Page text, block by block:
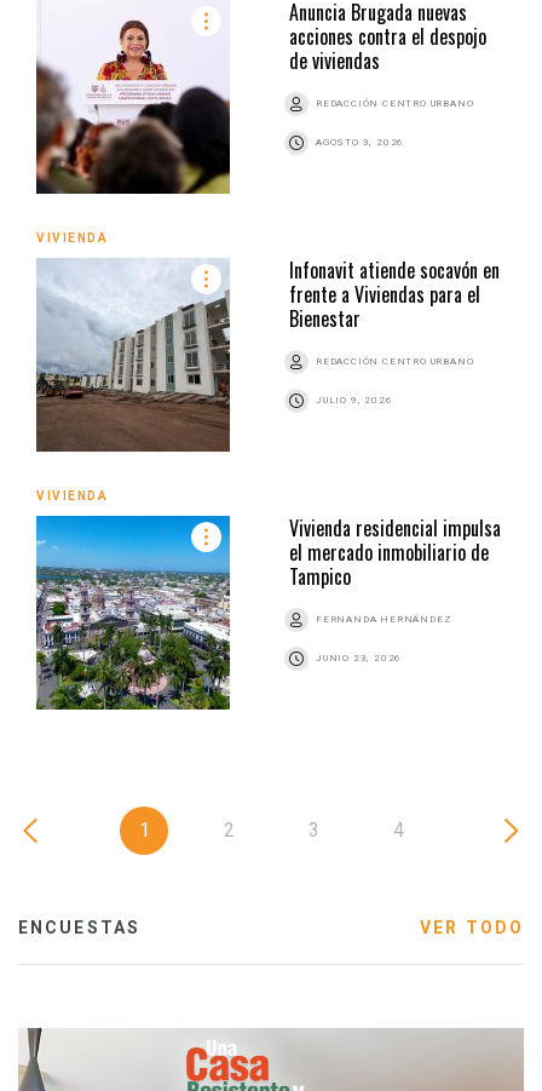
Anuncia Brugada nuevas
acciones contra el despojo
de viviendas
REDACCIÓN CENTRO URBANO
AGOSTO 3, 2026
VIVIENDA
Infonavit atiende socavón en
frente a Viviendas para el
Bienestar
REDACCIÓN CENTRO URBANO
JULIO 9, 2026
VIVIENDA
Vivienda residencial impulsa
el mercado inmobiliario de
Tampico
FERNANDA HERNÁNDEZ
JUNIO 23, 2026
1 2 3 4
ENCUESTAS VER TODO